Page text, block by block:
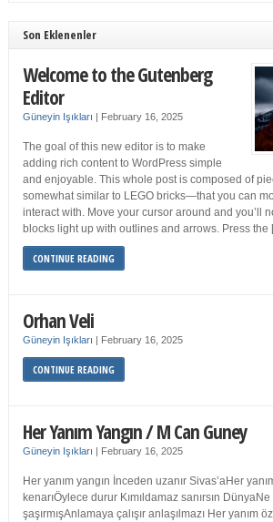
Son Eklenenler
Welcome to the Gutenberg
Editor
Güneyin Işıkları | February 16, 2025
The goal of this new editor is to make
adding rich content to WordPress simple
and enjoyable. This whole post is composed of
somewhat similar to LEGO bricks—that you can
interact with. Move your cursor around and you’ll
blocks light up with outlines and arrows. Press
CONTINUE READING
Orhan Veli
Güneyin Işıkları | February 16, 2025
CONTINUE READING
Her Yanım Yangın / M Can Guney
Güneyin Işıkları | February 16, 2025
Her yanım yangın İnceden uzanır Sivas’aHer
kenarıÖylece durur Kımıldamaz sanırsın DünyaNe
şaşırmışAnlamaya çalışır anlaşılmazı Her yanım